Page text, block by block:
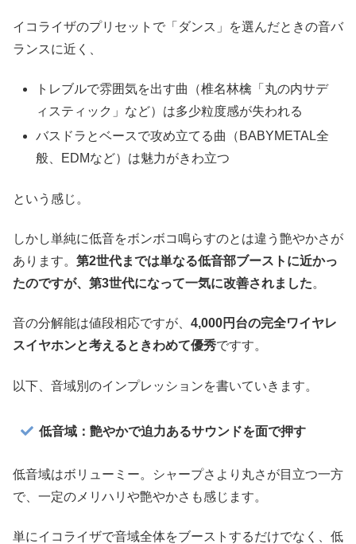
イコライザのプリセットで「ダンス」を選んだときの音バ
ランスに近く、
トレブルで雰囲気を出す曲（椎名林檎「丸の内サデ
ィスティック」など）は多少粒度感が失われる
バスドラとベースで攻め立てる曲（BABYMETAL全
般、EDMなど）は魅力がきわ立つ
という感じ。
しかし単純に低音をボンボコ鳴らすのとは違う艶やかさが
あります。 第2世代までは単なる低音部ブーストに近かっ
たのですが、第3世代になって一気に改善されました。
音の分解能は値段相応ですが、 4,000円台の完全ワイヤレ
スイヤホンと考えるときわめて優秀ですす。
以下、音域別のインプレッションを書いていきます。
低音域：艶やかで迫力あるサウンドを面で押す
低音域はボリューミー。シャープさより丸さが目立つ一方
で、一定のメリハリや艶やかさも感じます。
単にイコライザで音域全体をブーストするだけでなく、低